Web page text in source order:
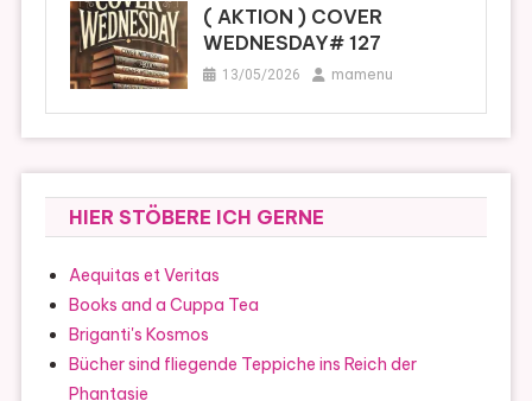
( AKTION ) COVER
WEDNESDAY# 127
13/05/2026 mamenu
HIER STÖBERE ICH GERNE
Aequitas et Veritas
Books and a Cuppa Tea
Briganti's Kosmos
Bücher sind fliegende Teppiche ins Reich der
Phantasie